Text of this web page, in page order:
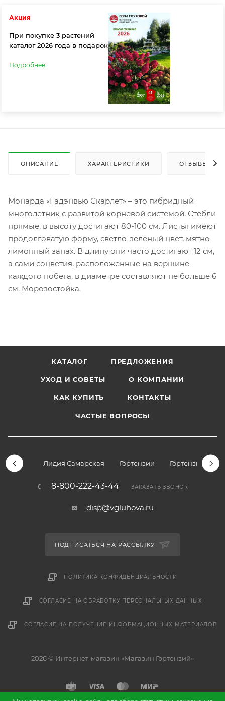
Акция
При покупке 3 растений
каталог 2026 года в подарок
Подробнее
ОПИСАНИЕ ХАРАКТЕРИСТИКИ ОТЗЫВЫ
Монарда «Гадэнвью Скарлет» – это гибридный
многолетник с развитой корневой системой. Стебли
прямые, в высоту достигают 80-100 см. Листья имеют
продолговатую форму, светло-зеленый цвет, мятно-
лимонный запах. В длину они часто достигают 12 см,
а сами соцветия, расположенные на вершине
каждого побега, в диаметре составляют не больше 6
см. Морозостойка.
КАТАЛОГ ПРЕДЛОЖЕНИЯ
УХОД И СОВЕТЫ О КОМПАНИИ
КАК КУПИТЬ КОНТАКТЫ
ЧАСТЫЕ ВОПРОСЫ
Лидия Самарская Гортензии Гортензии
8-800-222-43-44 ЗАКАЗАТЬ ЗВОНОК
disp@vgluhova.ru
ПОДПИСАТЬСЯ НА РАССЫЛКУ
ПОЛИТИКА КОНФИДЕНЦИАЛЬНОСТИ
СОГЛАСИЕ НА ОБРАБОТКУ ПЕРСОНАЛЬНЫХ ДАННЫХ
СОГЛАСИЕ НА ПОЛУЧЕНИЕ ИНФОРМАЦИОННЫХ МАТЕРИАЛОВ
2026 © Интернет-магазин «Магазин Гортензий»